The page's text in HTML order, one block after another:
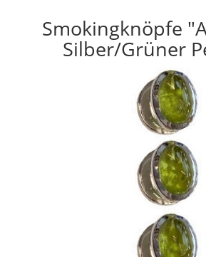
Smokingknöpfe
Silber/Grüner